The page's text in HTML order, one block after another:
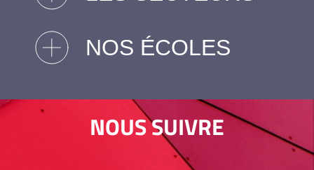
NOS ÉCOLES
NOUS SUIVRE